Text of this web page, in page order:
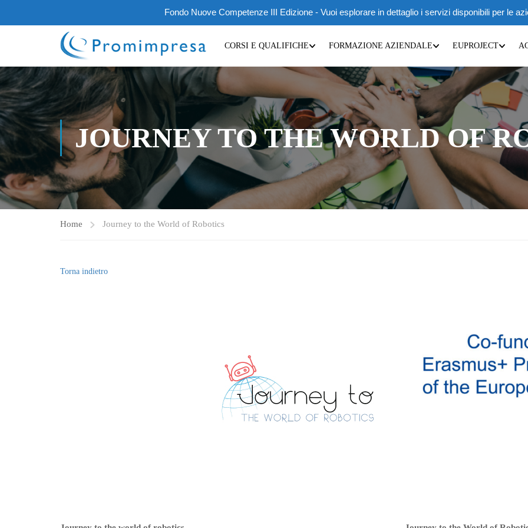
Fondo Nuove Competenze III Edizione - Vuoi esplorare in dettaglio i servizi disponibili per le
CORSI E QUALIFICHE FORMAZIONE AZIENDALE EUPROJECT
JOURNEY TO THE WORLD OF
Home Journey to the World of Robotics
Torna indietro